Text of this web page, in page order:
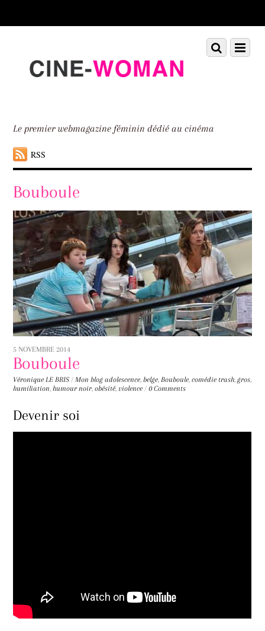
down
Le premier webmagazine féminin dédié au cinéma
RSS
Menu
Scroll
down
Bouboule
5 NOVEMBRE 2014
Bouboule
Véronique LE BRIS / Mon blog adolescence,belge, Bouboule,comédie trash,gros,
humiliation,humour noir,obésité,violence / 0 Comments
Devenir soi